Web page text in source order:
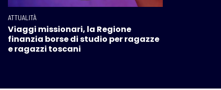
ATTUALITÀ
Viaggi missionari, la Regione
finanzia borse di studio per ragazze
e ragazzi toscani